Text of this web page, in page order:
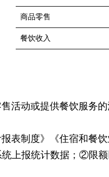
商品零售
餐饮收入
活动或提供餐饮服务
表制度》《住宿和餐
上报统计数据；②限